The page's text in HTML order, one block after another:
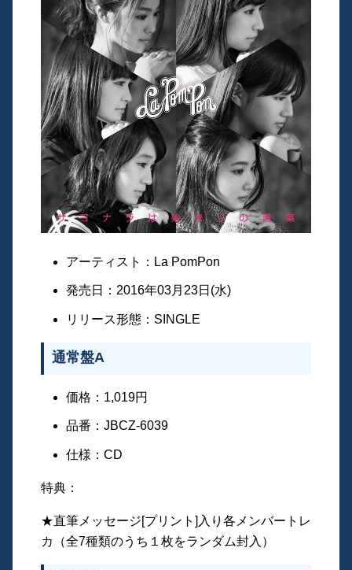
アーティスト：La PomPon
発売日：2016年03月23日(水)
リリース形態：SINGLE
通常盤A
価格：1,019円
品番：JBCZ-6039
仕様：CD
特典：
★直筆メッセージ[プリント]入り各メンバートレ
カ（全7種類のうち１枚をランダム封入）